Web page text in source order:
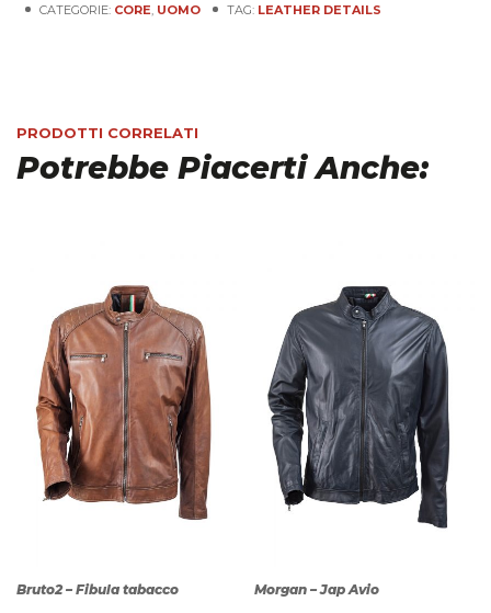
CATEGORIE: CORE UOMO TAG: LEATHER DETAILS
PRODOTTI CORRELATI
Potrebbe Piacerti Anche:
Bruto2 – Fibula tabacco Morgan – Jap Avio